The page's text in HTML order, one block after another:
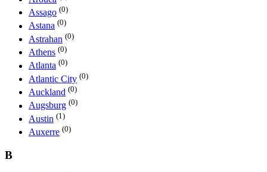
Assago (0)
Astana (0)
Astrahan (0)
Athens (0)
Atlanta (0)
Atlantic City (0)
Auckland (0)
Augsburg (0)
Austin (1)
Auxerre (0)
B